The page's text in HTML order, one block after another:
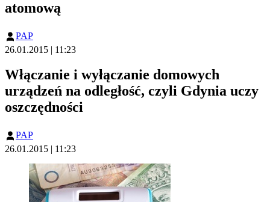
atomową
PAP
26.01.2015 | 11:23
Włączanie i wyłączanie domowych
urządzeń na odległość, czyli Gdynia uczy
oszczędności
PAP
26.01.2015 | 11:23